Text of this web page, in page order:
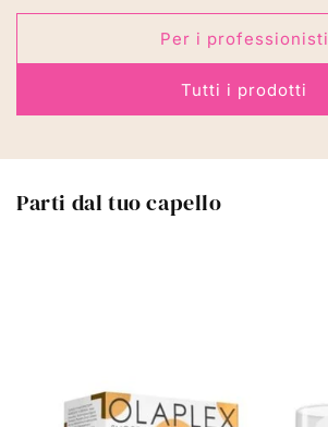
Per i professionisti
Tutti i prodotti
Parti dal tuo capello